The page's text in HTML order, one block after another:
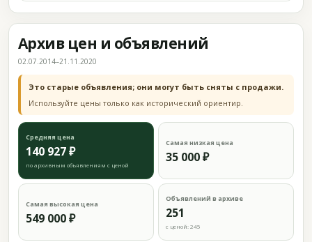
Архив цен и объявлений
02.07.2014–21.11.2020
Это старые объявления; они могут быть сняты с продажи.
Используйте цены только как исторический ориентир.
Средняя цена
140 927 ₽
по архивным объявлениям с ценой
Самая низкая цена
35 000 ₽
Самая высокая цена
549 000 ₽
Объявлений в архиве
251
с ценой: 245